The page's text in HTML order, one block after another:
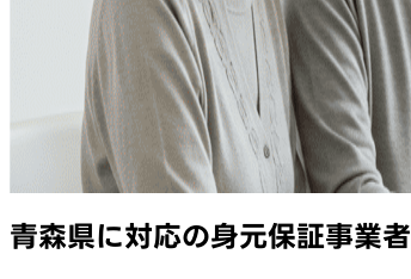
青森県に対応の身元保証事業者